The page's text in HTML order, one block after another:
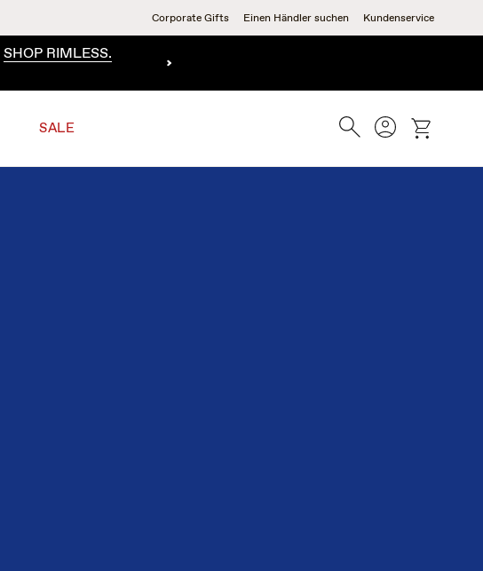
Corporate Gifts Einen Händler suchen Kundenservice
SHOP RIMLESS.
SALE Suche Konto Wagen